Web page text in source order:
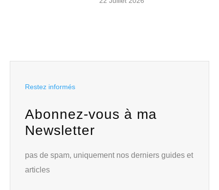
Restez informés
Abonnez-vous à ma
Newsletter
pas de spam, uniquement nos derniers guides et
articles